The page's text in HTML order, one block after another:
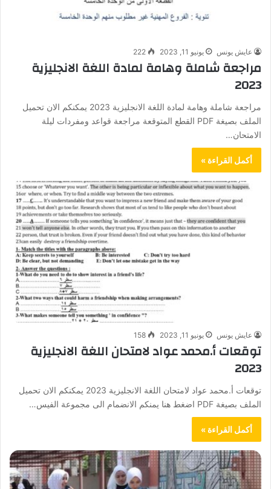
عايش يونس يونيو 11, 2023 222
مراجعة شاملة وهامة لمادة اللغة الانجليزية
2023
مراجعة شاملة وهامة لمادة اللغة الانجليزية 2023 يمكنكم الان تحميل
الملف بصيغة PDF القطع المتوقعة مراجعة قواعد ومفردات ليلة
الامتحان…
أكمل القراءة »
عايش يونس يونيو 11, 2023 158
توقعات أ.محمد عواد لامتحان اللغة الانجليزية
2023
توقعات أ.محمد عواد لامتحان اللغة الانجليزية 2023 يمكنكم الان تحميل
الملف بصيغة PDF اضغط هنا يمنكم الانضمام الى مجموعة الفيس…
أكمل القراءة »